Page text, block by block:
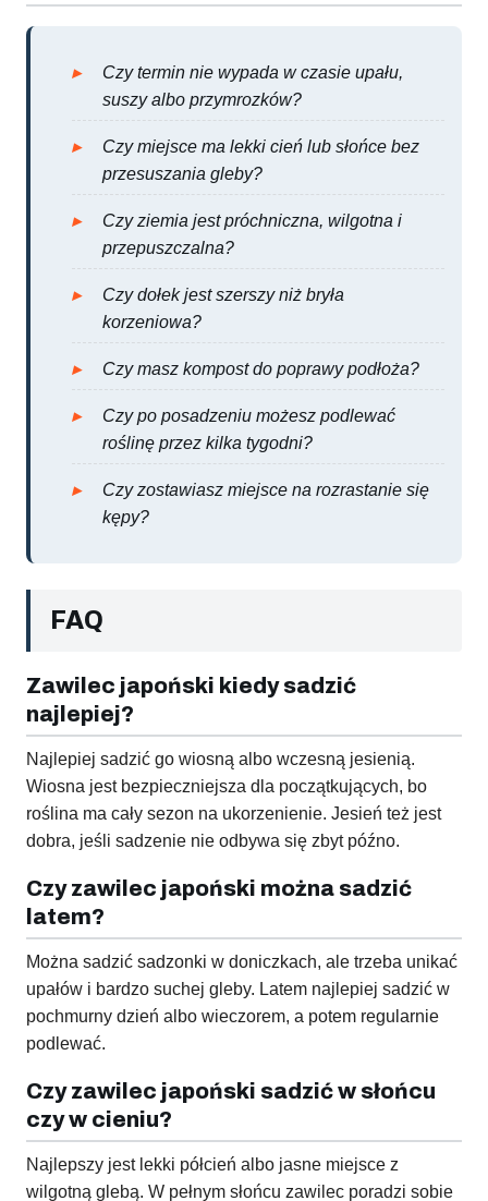
Czy termin nie wypada w czasie upału,
suszy albo przymrozków?
Czy miejsce ma lekki cień lub słońce bez
przesuszania gleby?
Czy ziemia jest próchniczna, wilgotna i
przepuszczalna?
Czy dołek jest szerszy niż bryła
korzeniowa?
Czy masz kompost do poprawy podłoża?
Czy po posadzeniu możesz podlewać
roślinę przez kilka tygodni?
Czy zostawiasz miejsce na rozrastanie się
kępy?
FAQ
Zawilec japoński kiedy sadzić
najlepiej?
Najlepiej sadzić go wiosną albo wczesną jesienią.
Wiosna jest bezpieczniejsza dla początkujących, bo
roślina ma cały sezon na ukorzenienie. Jesień też jest
dobra, jeśli sadzenie nie odbywa się zbyt późno.
Czy zawilec japoński można sadzić
latem?
Można sadzić sadzonki w doniczkach, ale trzeba unikać
upałów i bardzo suchej gleby. Latem najlepiej sadzić w
pochmurny dzień albo wieczorem, a potem regularnie
podlewać.
Czy zawilec japoński sadzić w słońcu
czy w cieniu?
Najlepszy jest lekki półcień albo jasne miejsce z
wilgotną glebą. W pełnym słońcu zawilec poradzi sobie